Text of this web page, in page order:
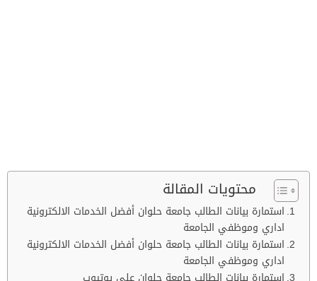
محتويات المقالة
استمارة بيانات الطالب جامعة حلوان أفضل الخدمات الالكترونية
اداري وموظفي الجامعة
استمارة بيانات الطالب جامعة حلوان أفضل الخدمات الالكترونية
اداري وموظفي الجامعة